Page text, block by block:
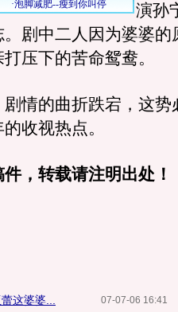
演孙
剧中二人因为婆婆的
压下的苦命鸳鸯。
的曲折跌宕，这势
收视热点。
，转载请注明出处！
07-07-06 16:41
这婆婆...